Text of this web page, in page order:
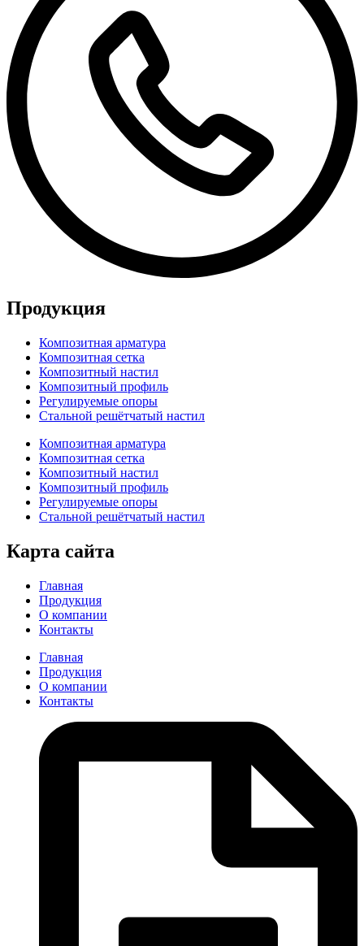
Продукция
Композитная арматура
Композитная сетка
Композитный настил
Композитный профиль
Регулируемые опоры
Стальной решётчатый настил
Композитная арматура
Композитная сетка
Композитный настил
Композитный профиль
Регулируемые опоры
Стальной решётчатый настил
Карта сайта
Главная
Продукция
О компании
Контакты
Главная
Продукция
О компании
Контакты